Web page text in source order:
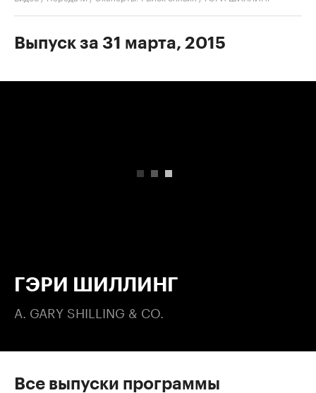
Выпуск за 31 марта, 2015
ГЭРИ ШИЛЛИНГ
A. GARY SHILLING & CO.
Все выпуски программы